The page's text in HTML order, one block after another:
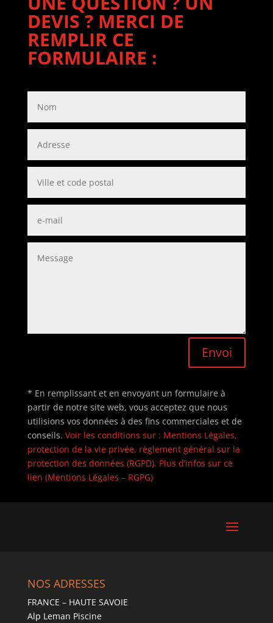
DEVIS ? MERCI DE
REMPLIR CE
FORMULAIRE :
Envoi
* En remplissant et en envoyant un formulaire à
partir de notre site web, vous acceptez que nous
utilisions vos données à des fins commerciales et de
conseils. Voir les conditions sur : Mentions Légales,
protection de la vie privée, règlement général sur la
protection des données (RGPD). Plus d’infos sur ce
lien (Mentions Légales – RGPG)
NOS ADRESSES
FRANCE – HAUTE SAVOIE
Alp Leman Piscine